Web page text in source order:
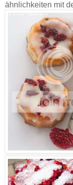
ähnlichkeiten mit